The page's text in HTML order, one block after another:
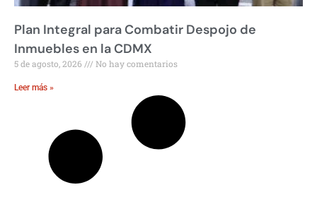
Plan Integral para Combatir Despojo de
Inmuebles en la CDMX
5 de agosto, 2026 No hay comentarios
Leer más »